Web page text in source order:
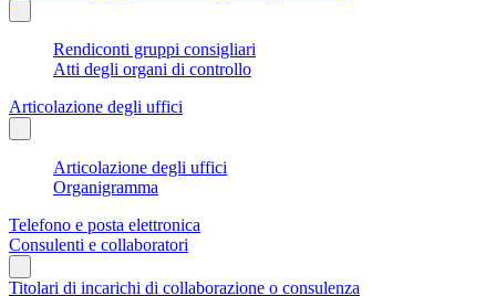
Rendiconti gruppi consigliari
Atti degli organi di controllo
Articolazione degli uffici
Articolazione degli uffici
Organigramma
Telefono e posta elettronica
Consulenti e collaboratori
Titolari di incarichi di collaborazione o consulenza